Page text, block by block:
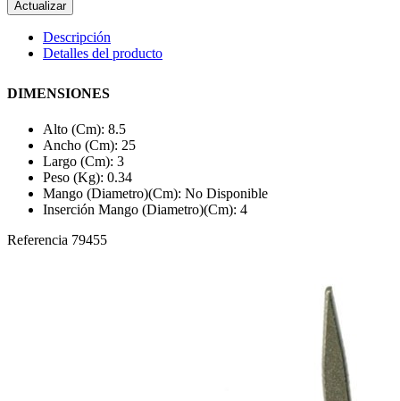
Descripción
Detalles del producto
DIMENSIONES
Alto (Cm): 8.5
Ancho (Cm): 25
Largo (Cm): 3
Peso (Kg): 0.34
Mango (Diametro)(Cm): No Disponible
Inserción Mango (Diametro)(Cm): 4
Referencia 79455